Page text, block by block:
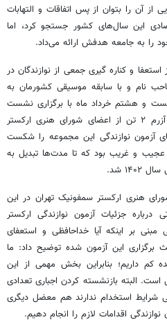
از آن را بتوان از پس اتفاقات و التهابات
این سال‌های کشور جستجوکرد، اما
را به جامعه هدفش ارائه می‌داد.
و کنارهگیری جمعی از نوازندگان در
نام و با سابقه موسیقی کشورمان به
بیست و هشتم خرداد ماه با برگزاری نشست
آزرم
۲ تن از اعضای شورای هنری ارکستر
آزمون نوازندگی این مجموعه را شکست
و غریب بود که تا مدت‌ها تبدیل به
شد.
هنری ارکستر سمفونیک تهران در این
جزئیات آزمون نوازندگی ارکستر
بر اینکه آیا خداحافظی و استعفای
برگزاری این آزمون شده توضیح داد: ما
کم داریم؛ بنابراین بخش مهمی از این
البته بازنشسته کردن اجباری تعدادی
شرایط استخدام ندارند هم معضل دیگری
اقدامات لازم را انجام دهیم.